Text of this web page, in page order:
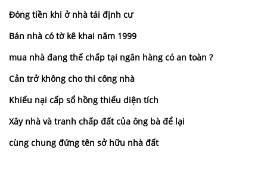
Đóng tiền khi ở nhà tái định cư
Bán nhà có tờ kê khai năm 1999
mua nhà đang thế chấp tại ngân hàng có an toàn ?
Cản trở không cho thi công nhà
Khiếu nại cấp sổ hồng thiếu diện tích
Xây nhà và tranh chấp đất của ông bà để lại
cùng chung đứng tên sở hữu nhà đất